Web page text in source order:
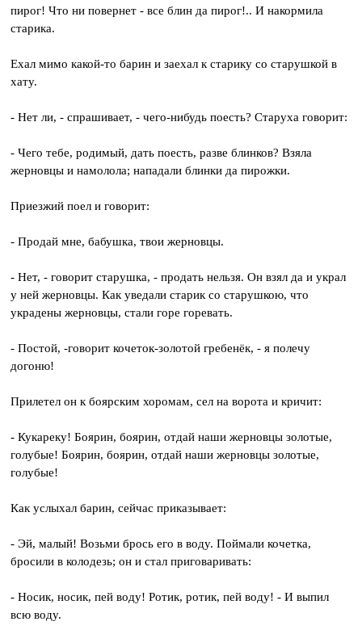
пирог! Что ни повернет - все блин да пирог!.. И накормила
старика.
Ехал мимо какой-то барин и заехал к старику со старушкой в
хату.
- Нет ли, - спрашивает, - чего-нибудь поесть? Старуха говорит:
- Чего тебе, родимый, дать поесть, разве блинков? Взяла
жерновцы и намолола; нападали блинки да пирожки.
Приезжий поел и говорит:
- Продай мне, бабушка, твои жерновцы.
- Нет, - говорит старушка, - продать нельзя. Он взял да и украл
у ней жерновцы. Как уведали старик со старушкою, что
украдены жерновцы, стали горе горевать.
- Постой, -говорит кочеток-золотой гребенёк, - я полечу
догоню!
Прилетел он к боярским хоромам, сел на ворота и кричит:
- Кукареку! Боярин, боярин, отдай наши жерновцы золотые,
голубые! Боярин, боярин, отдай наши жерновцы золотые,
голубые!
Как услыхал барин, сейчас приказывает:
- Эй, малый! Возьми брось его в воду. Поймали кочетка,
бросили в колодезь; он и стал приговаривать:
- Носик, носик, пей воду! Ротик, ротик, пей воду! - И выпил
всю воду.